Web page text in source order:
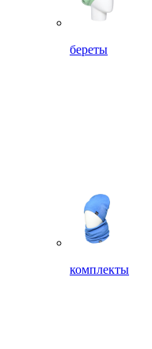
береты
комплекты